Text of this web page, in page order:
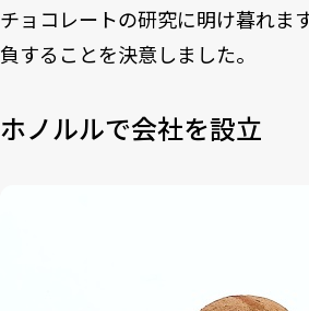
チョコレートの研究に明け暮れま
負することを決意しました。
ホノルルで会社を設立